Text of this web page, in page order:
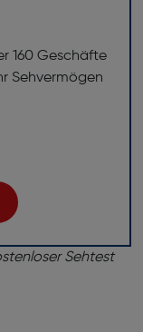
160 Geschäfte
Sehvermögen